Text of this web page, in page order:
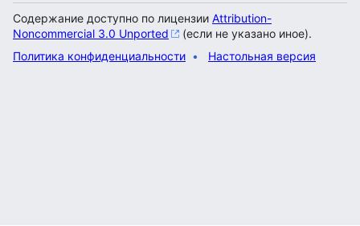
Содержание доступно по лицензии Attribution-
Noncommercial 3.0 Unported
(если не указано иное).
Политика конфиденциальности
Настольная версия